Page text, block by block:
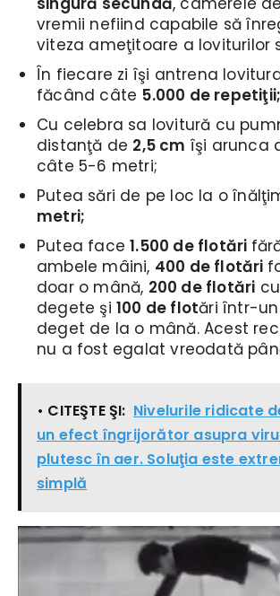
vremii nefiind capabile să
viteza ameţitoare a loviturilor
În fiecare zi îşi antrena
făcând câte 5.000 de repetiţii;
Cu celebra sa lovitură cu
distanţă de 2,5 cm îşi arunca
câte 5-6 metri;
Putea sări de pe loc la o
metri;
Putea face1.500 de flotări
ambele mâini, 400 de flotări
doar o mână, 200 de flotări
degete şi 100 de flotări într-
deget de la o mână. Acest
nu a fost egalat vreodată
• CITEŞTE ŞI: Nivelurile ridicate
un efect îngrijorător asupra
plutesc în aer. Soluţia este
simplă